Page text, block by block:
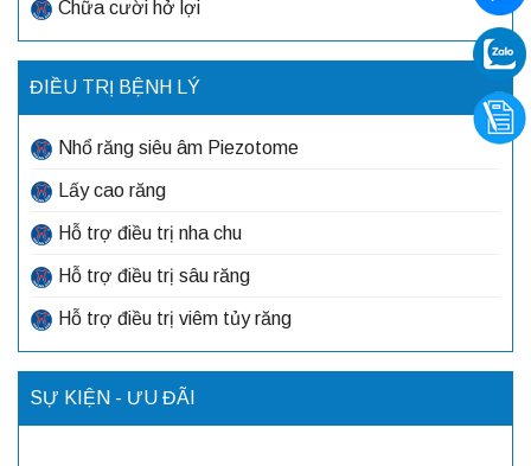
Chữa cười hở lợi
ĐIỀU TRỊ BỆNH LÝ
Nhổ răng siêu âm Piezotome
Lấy cao răng
Hỗ trợ điều trị nha chu
Hỗ trợ điều trị sâu răng
Hỗ trợ điều trị viêm tủy răng
SỰ KIỆN - ƯU ĐÃI